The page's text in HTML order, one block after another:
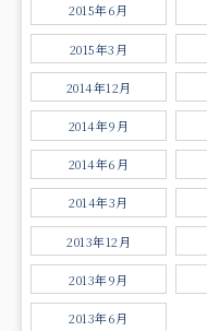
2015年6月
2015年3月
2014年12月
2014年9月
2014年6月
2014年3月
2013年12月
2013年9月
2013年6月